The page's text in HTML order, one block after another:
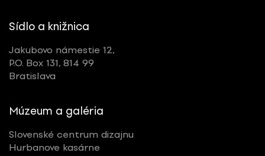
Sídlo a knižnica
Jakubovo námestie 12,
P.O. Box 131, 814 99
Bratislava
Múzeum a galéria
Slovenské centrum dizajnu
Hurbanove kasárne